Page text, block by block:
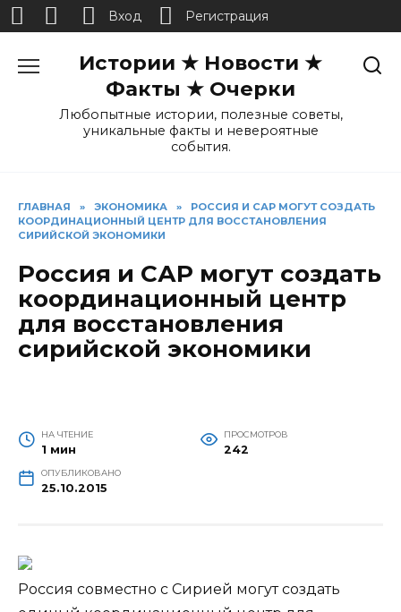
Истории ★ Новости ★
Факты ★ Очерки
Любопытные истории, полезные советы,
уникальные факты и невероятные
события.
ГЛАВНАЯ » ЭКОНОМИКА »
РОССИЯ И САР МОГУТ СОЗДАТЬ
КООРДИНАЦИОННЫЙ ЦЕНТР ДЛЯ ВОССТАНОВЛЕНИЯ
СИРИЙСКОЙ ЭКОНОМИКИ
Россия и САР могут создать
координационный центр
для восстановления
сирийской экономики
НА ЧТЕНИЕ
1 мин
ПРОСМОТРОВ
242
ОПУБЛИКОВАНО
25.10.2015
Россия совместно с Сирией могут создать
Вход Регистрация